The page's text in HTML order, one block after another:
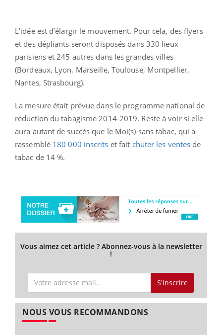
L’idée est d’élargir le mouvement. Pour cela, des flyers
et des dépliants seront disposés dans 330 lieux
parisiens et 245 autres dans les grandes villes
(Bordeaux, Lyon, Marseille, Toulouse, Montpellier,
Nantes, Strasbourg).
La mesure était prévue dans le programme national de
réduction du tabagisme 2014-2019. Reste à voir si elle
aura autant de succès que le Moi(s) sans tabac, qui a
rassemblé 180 000 inscrits et fait chuter les ventes de
tabac de 14 %.
Vous aimez cet article ? Abonnez-vous à la newsletter
!
S'inscrire
NOUS VOUS RECOMMANDONS